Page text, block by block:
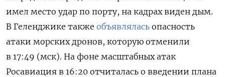
имел место удар по порту, на кадрах виден дым.
В Геленджике также объявлялась опасность
атаки морских дронов, которую отменили
в 17:49 (мск). На фоне масштабных атак
Росавиация в 16:20 отчиталась о введении плана